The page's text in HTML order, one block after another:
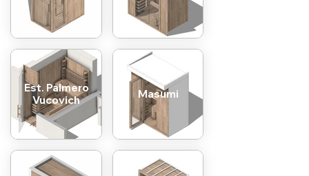
Est. Palmero
Vucovich
Masumi